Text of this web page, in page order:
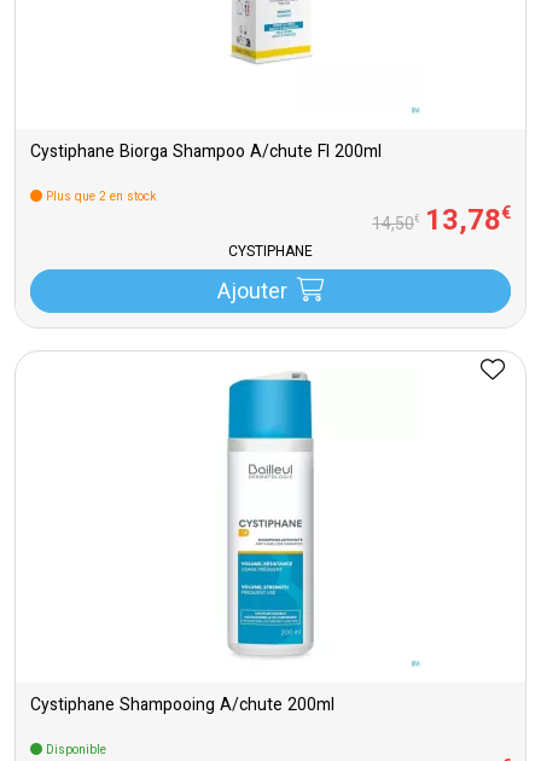
Cystiphane Biorga Shampoo A/chute Fl 200ml
Plus que 2 en stock
14,50€ 13,78€
CYSTIPHANE
Ajouter
Cystiphane Shampooing A/chute 200ml
Disponible